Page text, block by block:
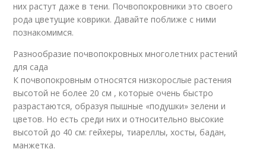
них растут даже в тени. Почвопокровники это своего
рода цветущие коврики. Давайте поближе с ними
познакомимся.
Разнообразие почвопокровных многолетних растений
для сада
К почвопокровным относятся низкорослые растения
высотой не более 20 см , которые очень быстро
разрастаются, образуя пышные «подушки» зелени и
цветов. Но есть среди них и относительно высокие
высотой до 40 см: гейхеры, тиареллы, хосты, бадан,
манжетка.